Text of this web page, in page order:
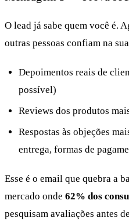
O lead já sabe quem você é.
outras pessoas confiam na
Depoimentos reais de
possível)
Reviews dos produtos
Respostas às objeções
entrega, formas de
Esse é o email que quebra a
mercado onde 62% dos
pesquisam avaliações antes